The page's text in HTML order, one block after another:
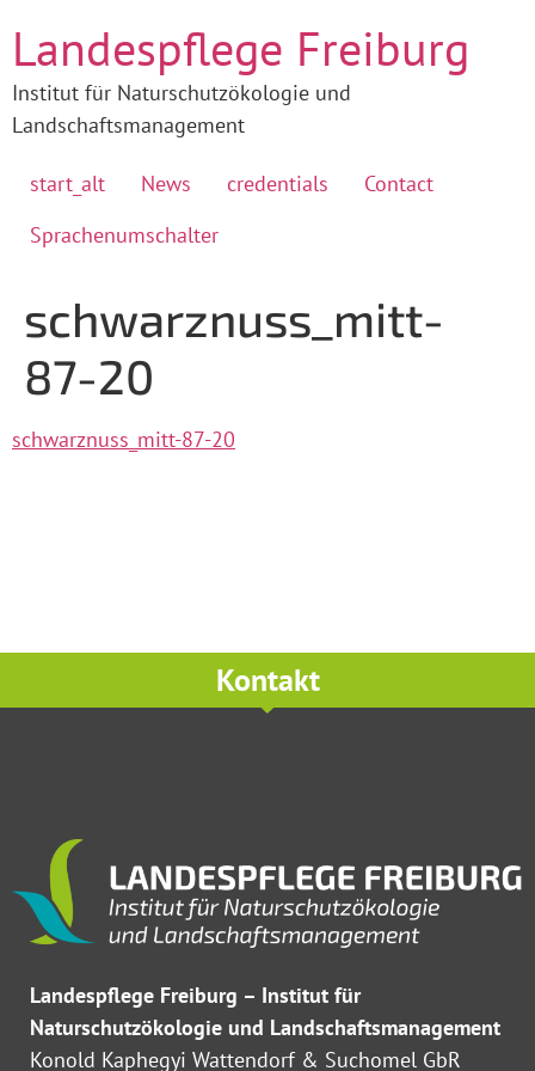
Landespflege Freiburg
Institut für Naturschutzökologie und
Landschaftsmanagement
start_alt News credentials
Contact
Sprachenumschalter
schwarznuss_mitt-
87-20
schwarznuss_mitt-87-20
Kontakt
Landespflege Freiburg – Institut für
Naturschutzökologie und Landschaftsmanagement
Konold Kaphegyi Wattendorf & Suchomel GbR